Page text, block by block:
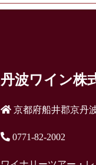
丹波ワイン株
京都府船井郡京丹
0771-82-2002